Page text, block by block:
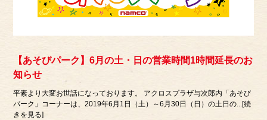
【あそびパーク】6月の土・日の営業時間1時間延長のお
知らせ
平素より大変お世話になっております。 アクロスプラザ与次郎内「あそび
パーク」コーナーは、2019年6月1日（土）～6月30日（日）の土日の...[続
きを見る]